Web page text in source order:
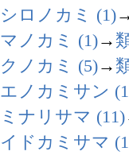
ロノカミ (1)
ノカミ (1)→
ノカミ (5)→
ノカミサン
ナリサマ (11)
ドカミサマ